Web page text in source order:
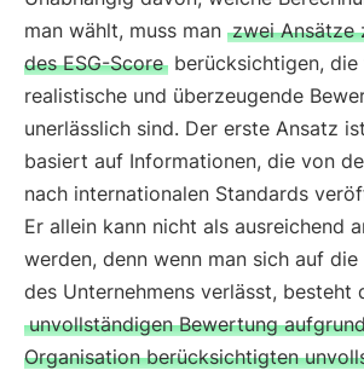
man wählt, muss man zwei Ansätze
des ESG-Score berücksichtigen, die
realistische und überzeugende
unerlässlich sind. Der erste Ansatz
basiert auf Informationen, die von
nach internationalen Standards
Er allein kann nicht als ausreichend
werden, denn wenn man sich auf
des Unternehmens verlässt, besteht
unvollständigen Bewertung
Organisation berücksichtigten